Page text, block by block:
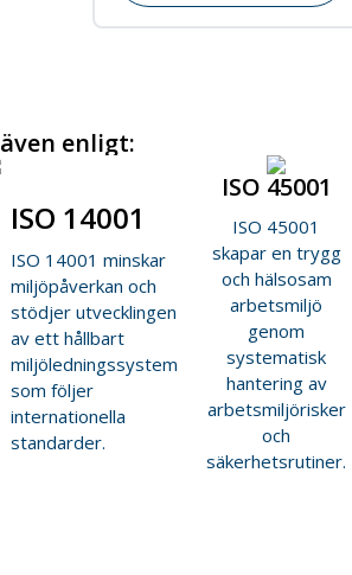
enligt:
ISO 14001
ISO 14001 minskar
miljöpåverkan och
stödjer utvecklingen
av ett hållbart
miljöledningssystem
som följer
internationella
standarder.
ISO 45001
ISO 45001
skapar en trygg
och hälsosam
arbetsmiljö
genom
systematisk
hantering av
arbetsmiljörisker
och
säkerhetsrutiner.